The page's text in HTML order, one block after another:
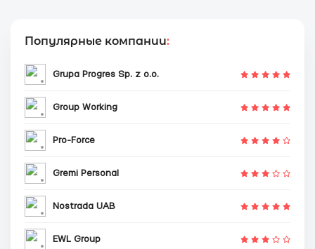
Популярные компании:
Grupa Progres Sp. z o.o.
Group Working
Pro-Force
Gremi Personal
Nostrada UAB
EWL Group